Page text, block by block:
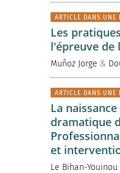
ARTICLE DANS UNE
Les
l'épreuve de
Muñoz Jorge &
ARTICLE DANS UNE
La
dramatique
et
Le Bihan-